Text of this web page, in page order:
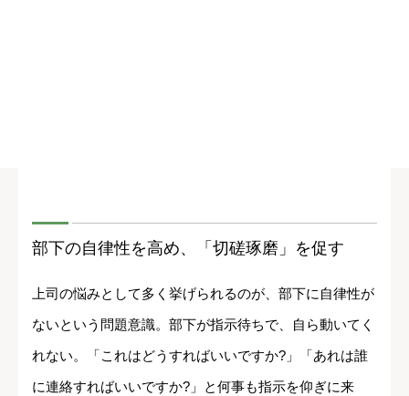
部下の自律性を高め、「切磋琢磨」を促す
上司の悩みとして多く挙げられるのが、部下に自律性が
ないという問題意識。部下が指示待ちで、自ら動いてく
れない。「これはどうすればいいですか?」「あれは誰
に連絡すればいいですか?」と何事も指示を仰ぎに来